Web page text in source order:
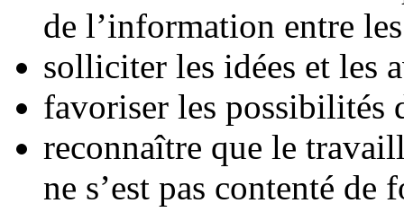
de l’information entre
solliciter les idées et les
favoriser les possibilités
reconnaître que le
ne s’est pas contenté de